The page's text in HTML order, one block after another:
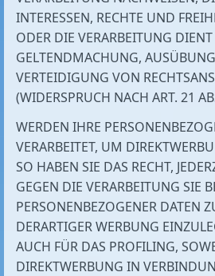
INTERESSEN, RECHTE UND
ODER DIE VERARBEITUNG
GELTENDMACHUNG,
VERTEIDIGUNG VON
(WIDERSPRUCH NACH ART. 21
WERDEN IHRE
VERARBEITET, UM
SO HABEN SIE DAS RECHT,
GEGEN DIE VERARBEITUNG SIE
PERSONENBEZOGENER DATEN
DERARTIGER WERBUNG
AUCH FÜR DAS PROFILING,
DIREKTWERBUNG IN